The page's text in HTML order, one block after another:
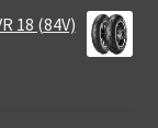
18 (84V)